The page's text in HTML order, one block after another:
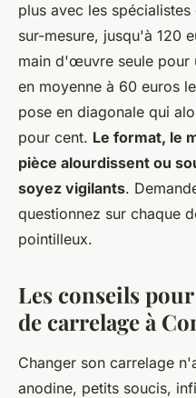
plus avec les
sur-mesure, jusqu'à 120
main d'œuvre seule pour
en moyenne à 60 euros
pose en diagonale qui
pour cent. Le format, le
pièce alourdissent ou
soyez vigilants.
questionnez sur chaque
pointilleux.
Les conseils
de carrelage à
Changer son carrelage
anodine, petits soucis,